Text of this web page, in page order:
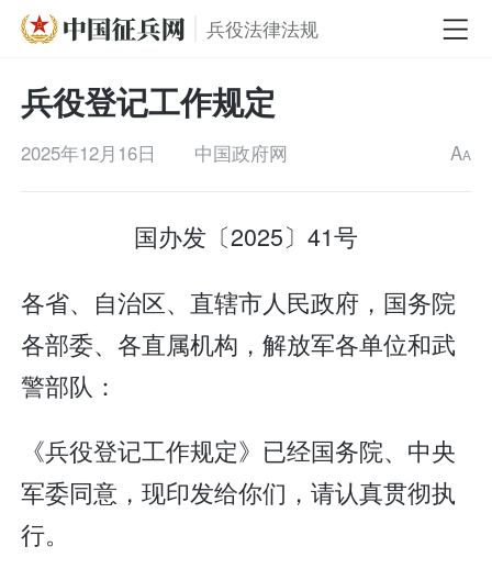
兵役法律法规
兵役登记工作规定
2025年12月16日 中国政府网 AA
国办发〔2025〕41号
各省、自治区、直辖市人民政府，国务院
各部委、各直属机构，解放军各单位和武
警部队：
《兵役登记工作规定》已经国务院、中央
军委同意，现印发给你们，请认真贯彻执
行。